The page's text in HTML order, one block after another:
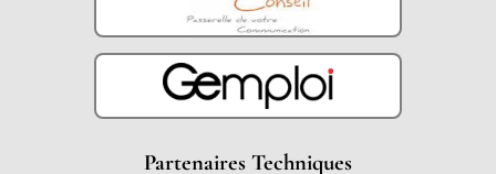
Partenaires Techniques